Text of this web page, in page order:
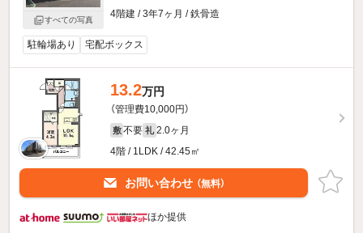
すべての写真
4階建 / 3年7ヶ月 / 鉄骨造
駐輪場あり 宅配ボックス
13.2万円
（管理費10,000円）
敷 不要 礼 2.0ヶ月
4階 / 1LDK / 42.45㎡
お問い合わせ （無料）
ほか提供